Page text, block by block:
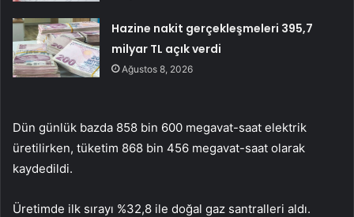
Hazine nakit gerçekleşmeleri 395,7
milyar TL açık verdi
Ağustos 8, 2026
Dün günlük bazda 858 bin 600 megavat-saat elektrik
üretilirken, tüketim 868 bin 456 megavat-saat olarak
kaydedildi.
Üretimde ilk sırayı %32,8 ile doğal gaz santralleri aldı.